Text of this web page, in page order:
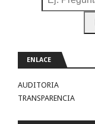
ENLACE
AUDITORIA
TRANSPARENCIA